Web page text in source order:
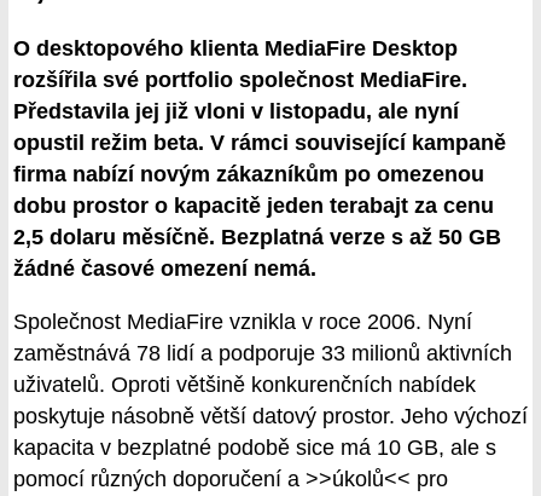
O desktopového klienta MediaFire Desktop
rozšířila své portfolio společnost MediaFire.
Představila jej již vloni v listopadu, ale nyní
opustil režim beta. V rámci související kampaně
firma nabízí novým zákazníkům po omezenou
dobu prostor o kapacitě jeden terabajt za cenu
2,5 dolaru měsíčně. Bezplatná verze s až 50 GB
žádné časové omezení nemá.
Společnost MediaFire vznikla v roce 2006. Nyní
zaměstnává 78 lidí a podporuje 33 milionů aktivních
uživatelů. Oproti většině konkurenčních nabídek
poskytuje násobně větší datový prostor. Jeho výchozí
kapacita v bezplatné podobě sice má 10 GB, ale s
pomocí různých doporučení a >>úkolů<< pro